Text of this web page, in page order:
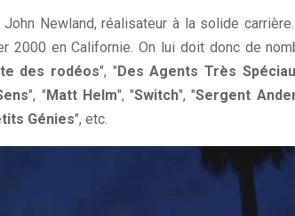
Newland, réalisateur à la solide
2000 en Californie. On lui doit donc de
des rodéos", "Des Agents Très
", "Matt Helm", "Switch", "Sergent
Génies", etc.